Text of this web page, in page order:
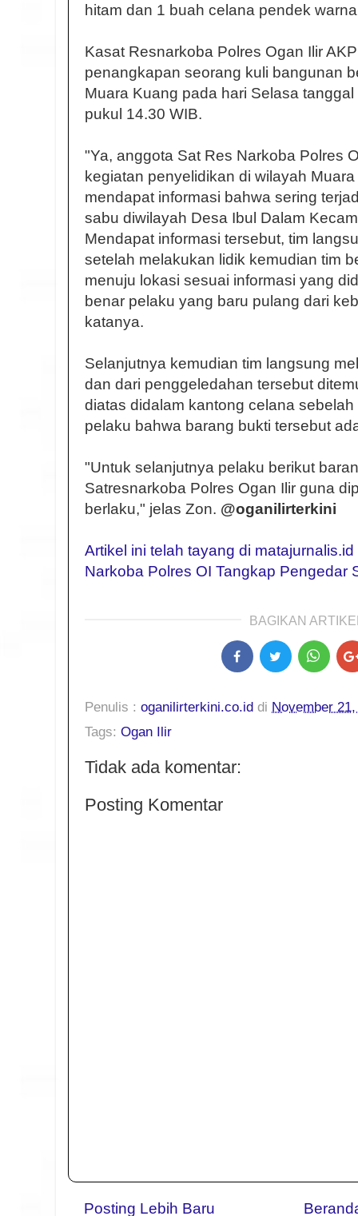
hitam dan 1 buah celana pendek
Kasat Resnarkoba Polres Ogan Ilir
penangkapan seorang kuli bangunan
Muara Kuang pada hari Selasa
pukul 14.30 WIB.
"Ya, anggota Sat Res Narkoba Polres
kegiatan penyelidikan di wilayah
mendapat informasi bahwa sering
sabu diwilayah Desa Ibul Dalam
Mendapat informasi tersebut, tim
setelah melakukan lidik kemudian tim
menuju lokasi sesuai informasi yang
benar pelaku yang baru pulang dari
katanya.
Selanjutnya kemudian tim langsung
dan dari penggeledahan tersebut
diatas didalam kantong celana
pelaku bahwa barang bukti tersebut
"Untuk selanjutnya pelaku berikut
Satresnarkoba Polres Ogan Ilir guna
berlaku," jelas Zon. @oganilirterkini
Artikel ini telah tayang di
Narkoba Polres OI Tangkap Pengedar
BAGIKAN
Penulis : oganilirterkini.co.id di November
Tags: Ogan Ilir
Tidak ada komentar:
Posting Komentar
Posting Lebih Baru